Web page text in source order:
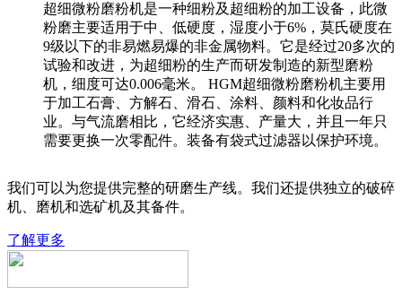
超细微粉磨粉机是一种细粉及超细粉的加工设备，此微
粉磨主要适用于中、低硬度，湿度小于6%，莫氏硬度在
9级以下的非易燃易爆的非金属物料。它是经过20多次的
试验和改进，为超细粉的生产而研发制造的新型磨粉
机，细度可达0.006毫米。 HGM超细微粉磨粉机主要用
于加工石膏、方解石、滑石、涂料、颜料和化妆品行
业。与气流磨相比，它经济实惠、产量大，并且一年只
需要更换一次零配件。装备有袋式过滤器以保护环境。
我们可以为您提供完整的研磨生产线。我们还提供独立的破碎
机、磨机和选矿机及其备件。
了解更多